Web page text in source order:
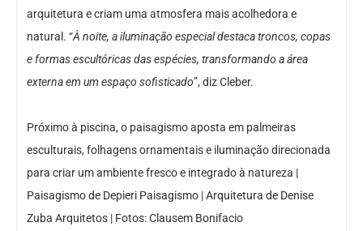
arquitetura e criam uma atmosfera mais acolhedora e
natural. “À noite, a iluminação especial destaca troncos, copas
e formas escultóricas das espécies, transformando a área
externa em um espaço sofisticado”, diz Cleber.
Próximo à piscina, o paisagismo aposta em palmeiras
esculturais, folhagens ornamentais e iluminação direcionada
para criar um ambiente fresco e integrado à natureza |
Paisagismo de Depieri Paisagismo | Arquitetura de Denise
Zuba Arquitetos | Fotos: Clausem Bonifacio